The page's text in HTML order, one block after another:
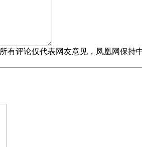
所有评论仅代表网友意见，凤凰网保持